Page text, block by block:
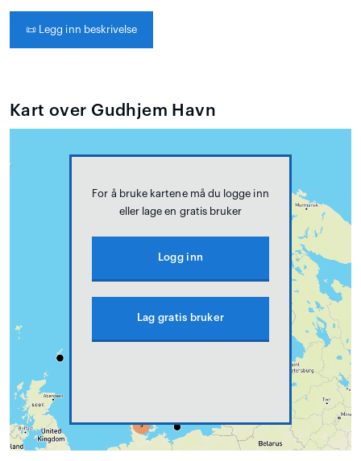
📜 Legg inn beskrivelse
Kart over Gudhjem Havn
For å bruke kartene må du logge inn
eller lage en gratis bruker
Logg inn
Lag gratis bruker